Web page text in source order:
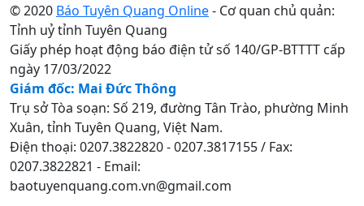
© 2020 Báo Tuyên Quang Online- Cơ quan chủ quản:
Tỉnh uỷ tỉnh Tuyên Quang
Giấy phép hoạt động báo điện tử số 140/GP-BTTTT cấp
ngày 17/03/2022
Giám đốc: Mai Đức Thông
Trụ sở Tòa soạn: Số 219, đường Tân Trào, phường Minh
Xuân, tỉnh Tuyên Quang, Việt Nam.
Điện thoại: 0207.3822820 - 0207.3817155 / Fax:
0207.3822821 - Email:
baotuyenquang.com.vn@gmail.com